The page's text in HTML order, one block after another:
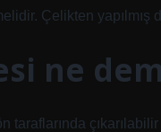
Çelikten
ne
taraflarında